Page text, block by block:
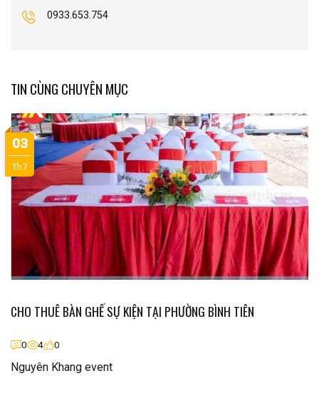
0933.653.754
TIN CÙNG CHUYÊN MỤC
CHO THUÊ BÀN GHẾ SỰ KIỆN TẠI PHƯỜNG BÌNH TIÊN
0 4 0
Nguyên Khang event
03
Th7